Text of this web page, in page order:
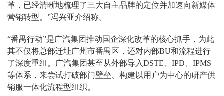
革，已经清晰地梳理了三大自主品牌的定位并加速向新媒体
营销转型。”冯兴亚介绍称。
“番禺行动”是广汽集团推动国企深化改革的核心抓手，为此
其不仅将总部迁址广州市番禺区，还对内部BU和流程进行
了深度重组。广汽集团甚至从外部导入DSTE、IPD、IPMS
等体系，来尝试打破部门壁垒、构建以用户为中心的研产供
销服一体化流程型组织。